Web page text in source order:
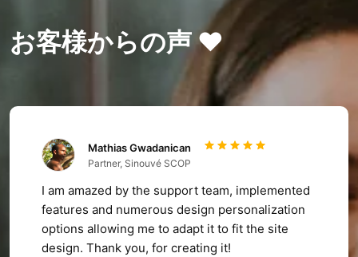
お客様からの声 ❤️
Mathias Gwadanican
Partner, Sinouvé SCOP
I am amazed by the support team, implemented
features and numerous design personalization
options allowing me to adapt it to fit the site
design. Thank you, for creating it!